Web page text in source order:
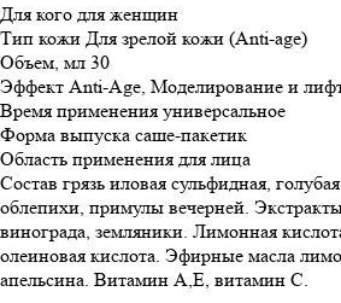
Для кого для женщин
Тип кожи Для зрелой кожи (Anti-age)
Объем, мл 30
Эффект Anti-Age, Моделирование и
Время применения универсальное
Форма выпуска саше-пакетик
Область применения для лица
Состав грязь иловая сульфидная,
облепихи, примулы вечерней.
винограда, земляники. Лимонная
олеиновая кислота. Эфирные масла
апельсина. Витамин А,Е, витамин С.